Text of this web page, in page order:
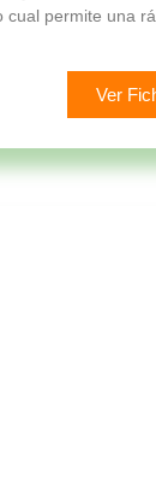
cual permite una
Ver